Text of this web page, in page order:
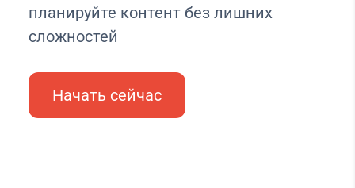
планируйте контент без лишних
сложностей
Начать сейчас